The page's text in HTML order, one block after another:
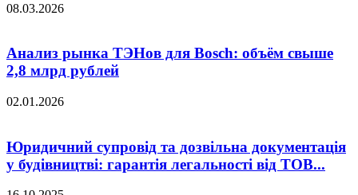
08.03.2026
Анализ рынка ТЭНов для Bosch: объём свыше
2,8 млрд рублей
02.01.2026
Юридичний супровід та дозвільна документація
у будівництві: гарантія легальності від ТОВ...